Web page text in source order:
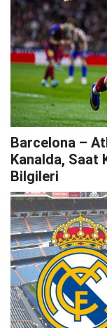
Barcelona –
Kanalda, Saat
Bilgileri